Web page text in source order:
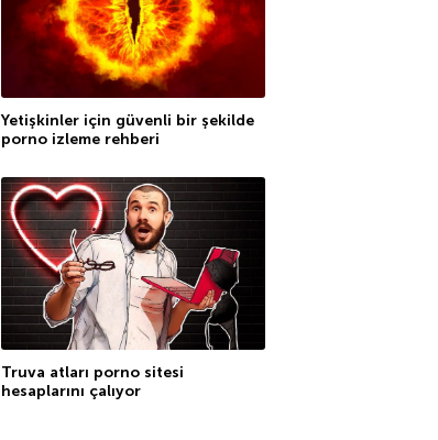
Yetişkinler için güvenli bir şekilde
porno izleme rehberi
Truva atları porno sitesi
hesaplarını çalıyor